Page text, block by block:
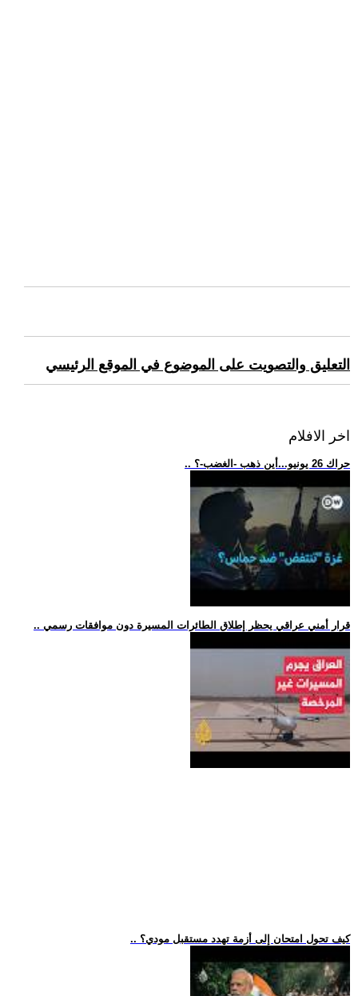
التعليق والتصويت على الموضوع في الموقع الرئيسي
اخر الافلام
.. حراك 26 يونيو...أين ذهب -الغضب-؟
.. قرار أمني عراقي يحظر إطلاق الطائرات المسيرة دون موافقات رسمي
.. كيف تحول امتحان إلى أزمة تهدد مستقبل مودي؟